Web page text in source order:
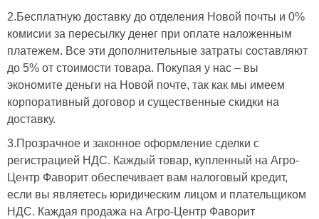
2.Бесплатную доставку до отделения Новой почты и 0%
комисии за пересылку денег при оплате наложенным
платежем. Все эти дополнительные затраты составляют
до 5% от стоимости товара. Покупая у нас – вы
экономите деньги на Новой почте, так как мы имеем
корпоративный договор и существенные скидки на
доставку.
3.Прозрачное и законное оформление сделки с
регистрацией НДС. Каждый товар, купленный на Агро-
Центр Фаворит обеспечивает вам налоговый кредит,
если вы являетесь юридическим лицом и плательщиком
НДС. Каждая продажа на Агро-Центр Фаворит